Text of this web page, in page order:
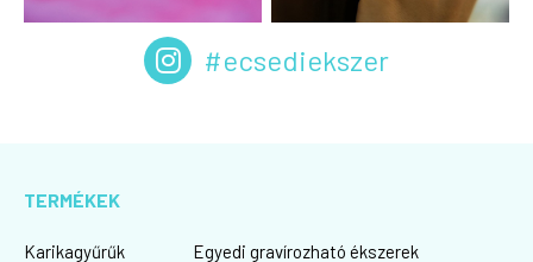
#ecsediekszer
TERMÉKEK
Karikagyűrűk
Egyedi gravírozható ékszerek